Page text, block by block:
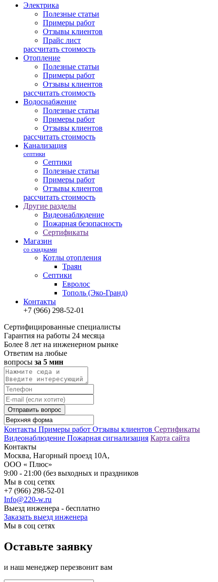
Электрика
Полезные статьи
Примеры работ
Отзывы клиентов
Прайс лист
рассчитать стоимость
Отопление
Полезные статьи
Примеры работ
Отзывы клиентов
рассчитать стоимость
Водоснабжение
Полезные статьи
Примеры работ
Отзывы клиентов
рассчитать стоимость
Канализация
септики
Септики
Полезные статьи
Примеры работ
Отзывы клиентов
рассчитать стоимость
Другие разделы
Видеонаблюдение
Пожарная безопасность
Сертификаты
Магазин
со скидками
Котлы отопления
Траян
Септики
Евролос
Тополь (Эко-Гранд)
Контакты
+7 (966) 298-52-01
Сертифицированные специалисты
Гарантия на работы 24 месяца
Более 8 лет на инженерном рынке
Ответим на любые
вопросы за 5 мин
Отправить вопрос
Контакты Примеры работ Отзывы клиентов Сертификаты
Видеонаблюдение Пожарная сигнализация Карта сайта
Контакты
Москва, Нагорный проезд 10А,
ООО « Плюс»
9:00 - 21:00 (без выходных и праздников
Мы в соц сетях
+7 (966) 298-52-01
Info@220-w.ru
Выезд инженера - бесплатно
Заказать выезд инженера
Мы в соц сетях
Оставьте заявку
и наш менеджер перезвонит вам